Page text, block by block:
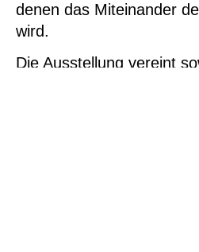
denen das Miteinander
wird.
Die Ausstellung vereint